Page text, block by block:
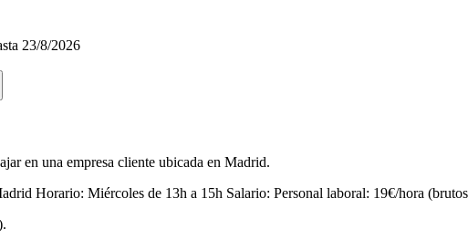
23/8/2026
en una empresa cliente ubicada en Madrid.
Horario: Miércoles de 13h a 15h Salario: Personal laboral: 19€/hora